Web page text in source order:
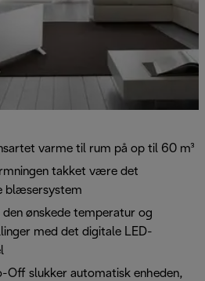
varme til rum på op til 60 m³
takket være det
blæsersystem
den ønskede temperatur og
med det digitale LED-
Off slukker automatisk enheden,